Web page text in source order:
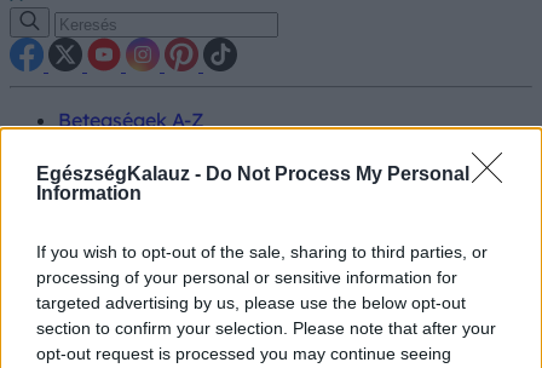
EgészségKalauz - Do Not Process My Personal
Information
If you wish to opt-out of the sale, sharing to third parties, or
processing of your personal or sensitive information for
targeted advertising by us, please use the below opt-out
section to confirm your selection. Please note that after your
opt-out request is processed you may continue seeing
Betegségek A-Z
Vizsgálat
Kezelés
Kutatás
Prevenció
Hírek
Videók
Kisállatok egészsége